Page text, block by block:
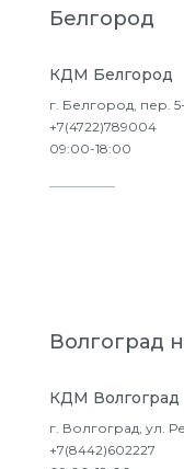
Белгород
КДМ Белгород
г. Белгород, пер.
+7(4722)789004
09:00-18:00
Волгоград
КДМ Волгоград
г. Волгоград, ул.
+7(8442)602227